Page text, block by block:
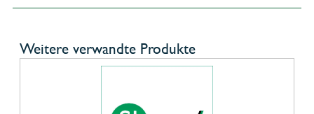
Weitere verwandte Produkte